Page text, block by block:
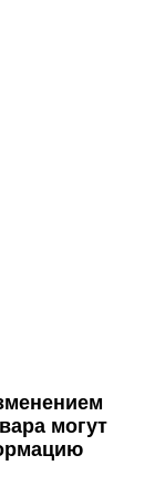
могут